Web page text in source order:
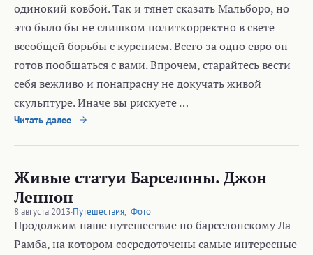
одинокий ковбой. Так и тянет сказать Мальборо, но
это было бы не слишком политкорректно в свете
всеобщей борьбы с курением. Всего за одно евро он
готов пообщаться с вами. Впрочем, старайтесь вести
себя вежливо и понапрасну не докучать живой
скульптуре. Иначе вы рискуете …
Читать далее
Живые статуи Барселоны. Джон
Леннон
8 августа 2013·Путешествия, Фото
Продолжим наше путешествие по барселонскому Ла
Рамба, на котором сосредоточены самые интересные